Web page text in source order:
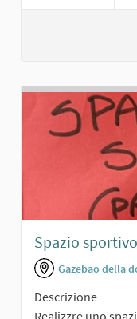
Spazio sportivo
Gazebao della
Descrizione